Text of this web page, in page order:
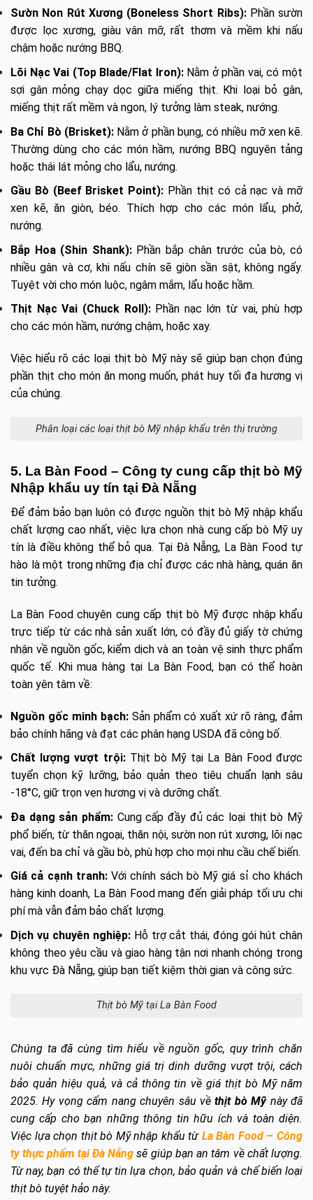
Sườn Non Rút Xương (Boneless Short Ribs):Phần sườn
được lọc xương, giàu vân mỡ, rất thơm và mềm khi nấu
chậm hoặc nướng BBQ.
Lõi Nạc Vai (Top Blade/Flat Iron):Nằm ở phần vai, có một
sợi gân mỏng chạy dọc giữa miếng thịt. Khi loại bỏ gân,
miếng thịt rất mềm và ngon, lý tưởng làm steak, nướng.
Ba Chỉ Bò (Brisket):Nằm ở phần bụng, có nhiều mỡ xen kẽ.
Thường dùng cho các món hầm, nướng BBQ nguyên tảng
hoặc thái lát mỏng cho lẩu, nướng.
Gầu Bò (Beef Brisket Point): Phần thịt có cả nạc và mỡ
xen kẽ, ăn giòn, béo. Thích hợp cho các món lẩu, phở,
nướng.
Bắp Hoa (Shin Shank):Phần bắp chân trước của bò, có
nhiều gân và cơ, khi nấu chín sẽ giòn sần sật, không ngấy.
Tuyệt vời cho món luộc, ngâm mắm, lẩu hoặc hầm.
Thịt Nạc Vai (Chuck Roll):Phần nạc lớn từ vai, phù hợp
cho các món hầm, nướng chậm, hoặc xay.
Việc hiểu rõ các loại thịt bò Mỹ này sẽ giúp bạn chọn đúng
phần thịt cho món ăn mong muốn, phát huy tối đa hương vị
của chúng.
Phân loại các loại thịt bò Mỹ nhập khẩu trên thị trường
5. La Bàn Food – Công ty cung cấp thịt bò Mỹ
Nhập khẩu uy tín tại Đà Nẵng
Để đảm bảo bạn luôn có được nguồn thịt bò Mỹ nhập khẩu
chất lượng cao nhất, việc lựa chọn nhà cung cấp bò Mỹ uy
tín là điều không thể bỏ qua. Tại Đà Nẵng, La Bàn Food tự
hào là một trong những địa chỉ được các nhà hàng, quán ăn
tin tưởng.
La Bàn Food chuyên cung cấp thịt bò Mỹ được nhập khẩu
trực tiếp từ các nhà sản xuất lớn, có đầy đủ giấy tờ chứng
nhận về nguồn gốc, kiểm dịch và an toàn vệ sinh thực phẩm
quốc tế. Khi mua hàng tại La Bàn Food, bạn có thể hoàn
toàn yên tâm về:
Nguồn gốc minh bạch:Sản phẩm có xuất xứ rõ ràng, đảm
bảo chính hãng và đạt các phân hạng USDA đã công bố.
Chất lượng vượt trội:Thịt bò Mỹ tại La Bàn Food được
tuyển chọn kỹ lưỡng, bảo quản theo tiêu chuẩn lạnh sâu
-18°C, giữ trọn vẹn hương vị và dưỡng chất.
Đa dạng sản phẩm: Cung cấp đầy đủ các loại thịt bò Mỹ
phổ biến, từ thăn ngoại, thăn nội, sườn non rút xương, lõi nạc
vai, đến ba chỉ và gầu bò, phù hợp cho mọi nhu cầu chế biến.
Giá cả cạnh tranh:Với chính sách bò Mỹ giá sỉ cho khách
hàng kinh doanh, La Bàn Food mang đến giải pháp tối ưu chi
phí mà vẫn đảm bảo chất lượng.
Dịch vụ chuyên nghiệp:Hỗ trợ cắt thái, đóng gói hút chân
không theo yêu cầu và giao hàng tận nơi nhanh chóng trong
khu vực Đà Nẵng, giúp bạn tiết kiệm thời gian và công sức.
Thịt bò Mỹ tại La Bàn Food
Chúng ta đã cùng tìm hiểu về nguồn gốc, quy trình chăn
nuôi chuẩn mực, những giá trị dinh dưỡng vượt trội, cách
bảo quản hiệu quả, và cả thông tin về giá thịt bò Mỹ năm
2025. Hy vọng cẩm nang chuyên sâu vềthịt bò Mỹnày đã
cung cấp cho bạn những thông tin hữu ích và toàn diện.
Việc lựa chọn thịt bò Mỹ nhập khẩu từ La Bàn Food – Công
ty thực phẩm tại Đà Nẵng sẽ giúp bạn an tâm về chất lượng.
Từ nay, bạn có thể tự tin lựa chọn, bảo quản và chế biến loại
thịt bò tuyệt hảo này.